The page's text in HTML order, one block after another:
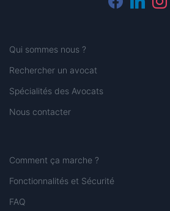
Qui sommes nous ?
Rechercher un avocat
Spécialités des Avocats
Nous contacter
Comment ça marche ?
Fonctionnalités et Sécurité
FAQ